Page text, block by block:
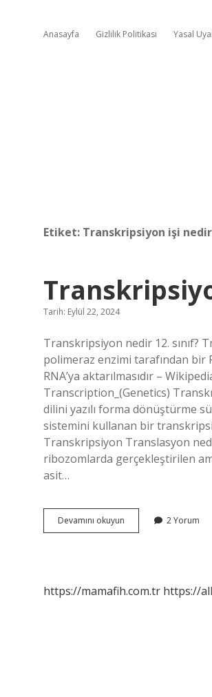
Anasayfa Gizlilik Politikası Yasal
Etiket: Transkripsiyon işi nedir
Tarih: Eylül 22, 2024
Transkripsiyon nedir 12. sınıf?
polimeraz enzimi tarafından bir
RNA’ya aktarılmasıdır –
Transcription_(Genetics)
dilini yazılı forma dönüştürme
sistemini kullanan bir
Transkripsiyon Translasyon
ribozomlarda gerçekleştirilen
asit…
Devamını okuyun Transkripsiyon
Nedir
2 Yorum
https://mamafih.com.tr https://